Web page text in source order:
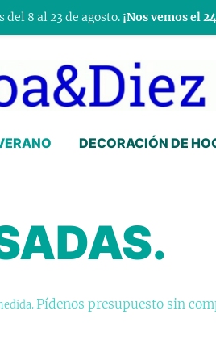
del 8 al 23 de agosto. ¡Nos vemos el
DECORACIÓN DE
Pídenos presupuesto sin